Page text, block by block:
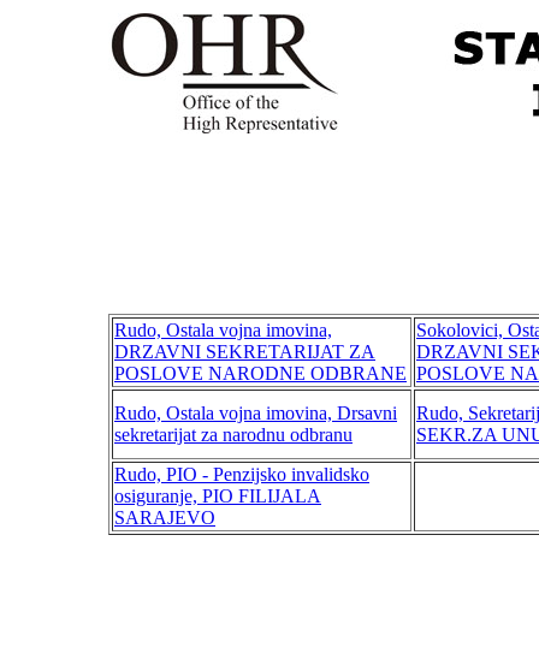
Rudo, Ostala vojna imovina,
DRZAVNI SEKRETARIJAT ZA
POSLOVE NARODNE ODBRANE
Sokolovici,
DRZAVNI
POSLOVE
Rudo, Ostala vojna imovina, Drsavni
sekretarijat za narodnu odbranu
Rudo,
SEKR.ZA
Rudo, PIO - Penzijsko invalidsko
osiguranje, PIO FILIJALA
SARAJEVO